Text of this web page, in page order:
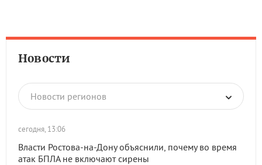
Новости
Новости регионов
сегодня, 13:06
Власти Ростова-на-Дону объяснили, почему во время
атак БПЛА не включают сирены